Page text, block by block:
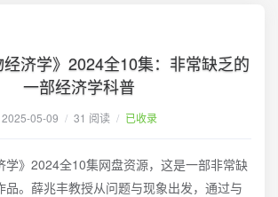
济学》2024全10集：非常缺乏的
一部经济学科普
2025-05-09 / 31 阅读 / 已收录
学》2024全10集网盘资源，这是一部非常缺
品。薛兆丰教授从问题与现象出发，通过与